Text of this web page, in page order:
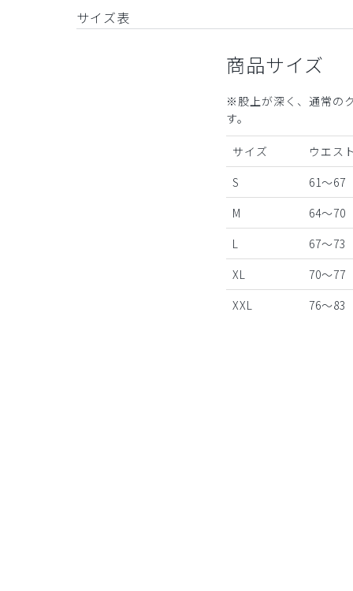
サイズ表
商品サイズ
※股上が深く、通常の
す。
サイズ
ウエス
S
61～67
M
64～70
L
67～73
XL
70～77
XXL
76～83